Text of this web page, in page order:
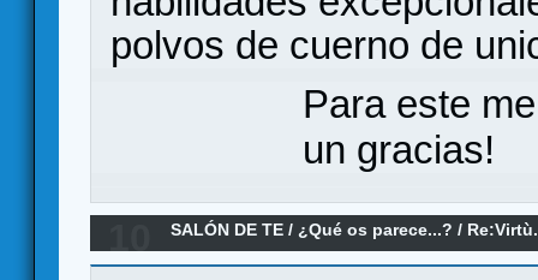
polvos de cuerno de
Para este
un gracias!
SALÓN DE TE /¿Qué os parece...? /